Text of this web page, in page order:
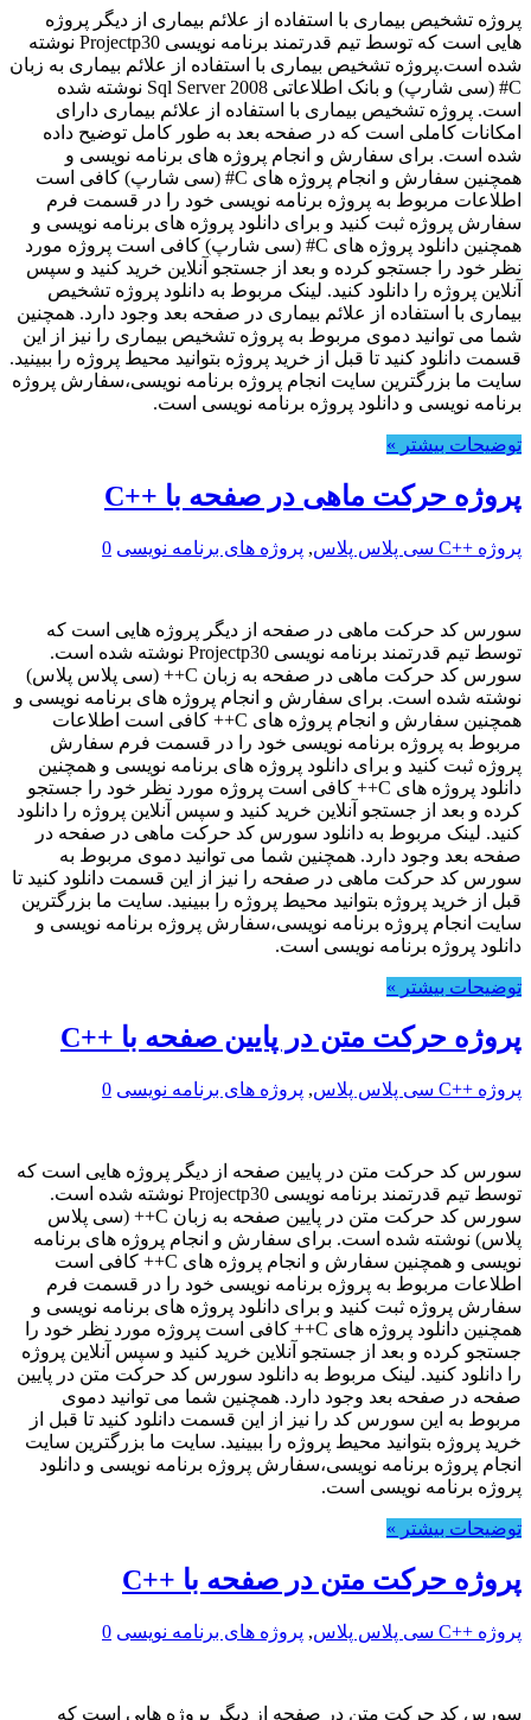
پروژه تشخیص بیماری با استفاده از علائم بیماری از دیگر پروژه
هایی است که توسط تیم قدرتمند برنامه نویسی Projectp30 نوشته
شده است.پروژه تشخیص بیماری با استفاده از علائم بیماری به زبان
C# (سی شارپ) و بانک اطلاعاتی Sql Server 2008 نوشته شده
است. پروژه تشخیص بیماری با استفاده از علائم بیماری دارای
امکانات کاملی است که در صفحه بعد به طور کامل توضیح داده
شده است. برای سفارش و انجام پروژه های برنامه نویسی و
همچنین سفارش و انجام پروژه های C# (سی شارپ) کافی است
اطلاعات مربوط به پروژه برنامه نویسی خود را در قسمت فرم
سفارش پروژه ثبت کنید و برای دانلود پروژه های برنامه نویسی و
همچنین دانلود پروژه های C# (سی شارپ) کافی است پروژه مورد
نظر خود را جستجو کرده و بعد از جستجو آنلاین خرید کنید و سپس
آنلاین پروژه را دانلود کنید. لینک مربوط به دانلود پروژه تشخیص
بیماری با استفاده از علائم بیماری در صفحه بعد وجود دارد. همچنین
شما می توانید دموی مربوط به پروژه تشخیص بیماری را نیز از این
قسمت دانلود کنید تا قبل از خرید پروژه بتوانید محیط پروژه را ببینید.
سایت ما بزرگترین سایت انجام پروژه برنامه نویسی،سفارش پروژه
برنامه نویسی و دانلود پروژه برنامه نویسی است.
توضیحات بیشتر »
پروژه حرکت ماهی در صفحه با ++C
پروژه ++C سی پلاس پلاس , پروژه های برنامه نویسی 0
سورس کد حرکت ماهی در صفحه از دیگر پروژه هایی است که
توسط تیم قدرتمند برنامه نویسی Projectp30 نوشته شده است.
سورس کد حرکت ماهی در صفحه به زبان C++ (سی پلاس پلاس)
نوشته شده است. برای سفارش و انجام پروژه های برنامه نویسی و
همچنین سفارش و انجام پروژه های C++ کافی است اطلاعات
مربوط به پروژه برنامه نویسی خود را در قسمت فرم سفارش
پروژه ثبت کنید و برای دانلود پروژه های برنامه نویسی و همچنین
دانلود پروژه های C++ کافی است پروژه مورد نظر خود را جستجو
کرده و بعد از جستجو آنلاین خرید کنید و سپس آنلاین پروژه را دانلود
کنید. لینک مربوط به دانلود سورس کد حرکت ماهی در صفحه در
صفحه بعد وجود دارد. همچنین شما می توانید دموی مربوط به
سورس کد حرکت ماهی در صفحه را نیز از این قسمت دانلود کنید تا
قبل از خرید پروژه بتوانید محیط پروژه را ببینید. سایت ما بزرگترین
سایت انجام پروژه برنامه نویسی،سفارش پروژه برنامه نویسی و
دانلود پروژه برنامه نویسی است.
توضیحات بیشتر »
پروژه حرکت متن در پایین صفحه با ++C
پروژه ++C سی پلاس پلاس , پروژه های برنامه نویسی 0
سورس کد حرکت متن در پایین صفحه از دیگر پروژه هایی است که
توسط تیم قدرتمند برنامه نویسی Projectp30 نوشته شده است.
سورس کد حرکت متن در پایین صفحه به زبان C++ (سی پلاس
پلاس) نوشته شده است. برای سفارش و انجام پروژه های برنامه
نویسی و همچنین سفارش و انجام پروژه های C++ کافی است
اطلاعات مربوط به پروژه برنامه نویسی خود را در قسمت فرم
سفارش پروژه ثبت کنید و برای دانلود پروژه های برنامه نویسی و
همچنین دانلود پروژه های C++ کافی است پروژه مورد نظر خود را
جستجو کرده و بعد از جستجو آنلاین خرید کنید و سپس آنلاین پروژه
را دانلود کنید. لینک مربوط به دانلود سورس کد حرکت متن در پایین
صفحه در صفحه بعد وجود دارد. همچنین شما می توانید دموی
مربوط به این سورس کد را نیز از این قسمت دانلود کنید تا قبل از
خرید پروژه بتوانید محیط پروژه را ببینید. سایت ما بزرگترین سایت
انجام پروژه برنامه نویسی،سفارش پروژه برنامه نویسی و دانلود
پروژه برنامه نویسی است.
توضیحات بیشتر »
پروژه حرکت متن در صفحه با ++C
پروژه ++C سی پلاس پلاس , پروژه های برنامه نویسی 0
سورس کد حرکت متن در صفحه از دیگر پروژه هایی است که